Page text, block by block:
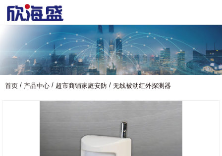
首页 / 产品中心 / 超市商铺家庭安防 / 无线被动红外探测器